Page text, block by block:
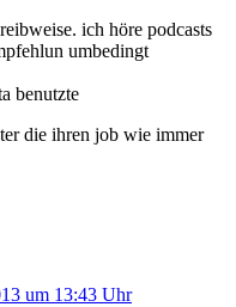
ich höre podcasts
umbedingt
benutzte
die ihren job wie immer
um 13:43 Uhr